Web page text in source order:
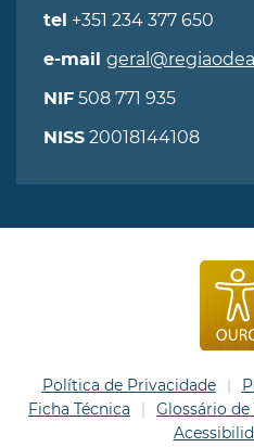
tel +351 234 377 650
e-mail
NIF 508 771 935
NISS 20018144108
Política de Privacidade
Ficha Técnica
Glossário